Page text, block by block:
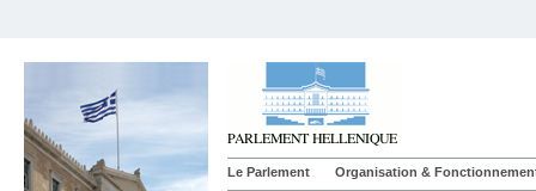
Le Parlement Organisation &